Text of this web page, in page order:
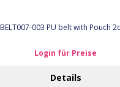
X-E9.2 BELT007-003 PU belt with Pouch
Login für Preise
Details